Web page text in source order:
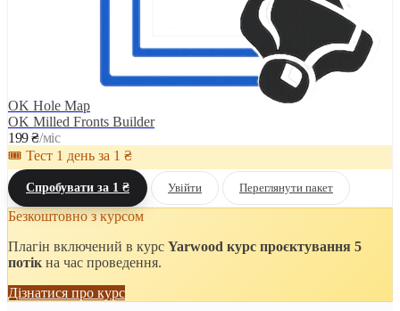
OK Hole Map
OK Milled Fronts Builder
199 ₴/міс
🎟 Тест 1 день за 1 ₴
Спробувати за 1 ₴ Увійти Переглянути пакет
Безкоштовно з курсом
Плагін включений в курс Yarwood курс проєктування 5
потік на час проведення.
Дізнатися про курс